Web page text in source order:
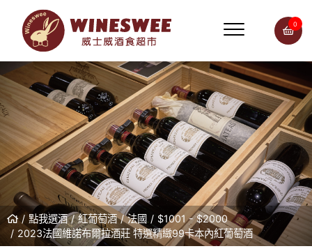
0
點我選酒 紅葡萄酒 法國
$1001 - $2000
2023法國維諾布爾拉酒莊 特選精緻99卡本內紅葡萄酒